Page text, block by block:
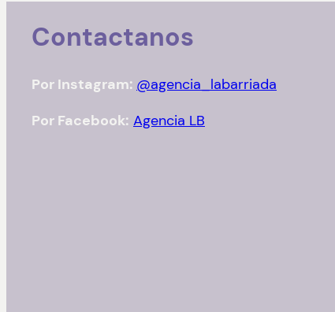
Contactanos
Por Instagram: @agencia_labarriada
Por Facebook: Agencia LB